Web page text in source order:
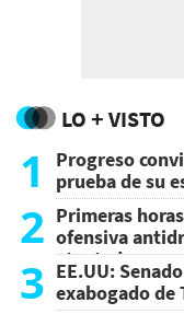
LO + VISTO
1
Progreso
prueba de su
2 Primeras
ofensiva
atentado
3 EE.UU:
exabogado de